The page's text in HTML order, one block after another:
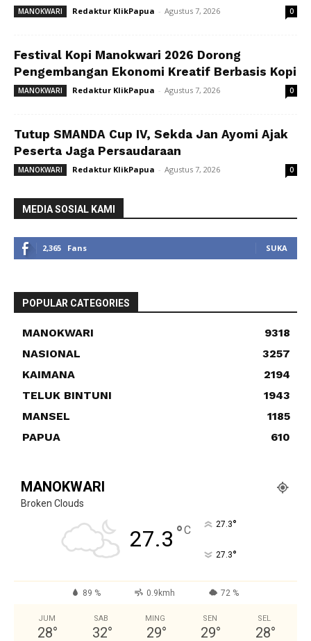
MANOKWARI Redaktur KlikPapua - Agustus 7, 2026 0
Festival Kopi Manokwari 2026 Dorong
Pengembangan Ekonomi Kreatif Berbasis Kopi
MANOKWARI Redaktur KlikPapua - Agustus 7, 2026 0
Tutup SMANDA Cup IV, Sekda Jan Ayomi Ajak
Peserta Jaga Persaudaraan
MANOKWARI Redaktur KlikPapua - Agustus 7, 2026 0
MEDIA SOSIAL KAMI
2,365 Fans SUKA
POPULAR CATEGORIES
MANOKWARI
9318
NASIONAL
3257
KAIMANA
2194
TELUK BINTUNI
1943
MANSEL
1185
PAPUA
610
MANOKWARI
Broken Clouds
27.3 °C 27.3°
27.3°
89 % 0.9kmh 72 %
JUM
28°
SAB
32°
MING
29°
SEN
29°
SEL
28°